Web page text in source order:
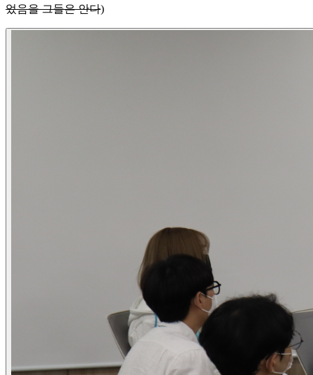
었음을 그들은 안다)